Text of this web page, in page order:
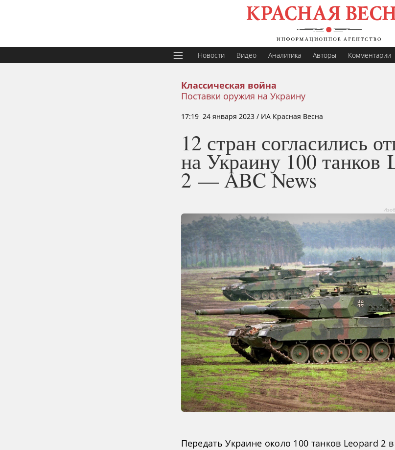
Новости Видео Аналитика Авторы Комментарии
Классическая война
Поставки оружия на Украину
17:19 24 января 2023 / ИА Красная Весна
12 стран согласились
на Украину 100 танков
2 — ABC News
Передать Украине около 100 танков Leopard 2 в